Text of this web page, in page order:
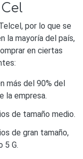
por lo que se
la mayoría del país,
en ciertas
más del 90% del
la empresa.
de tamaño medio.
de gran tamaño,
5 G.